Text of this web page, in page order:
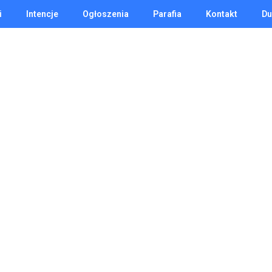
Intencje Ogłoszenia Parafia Kontakt